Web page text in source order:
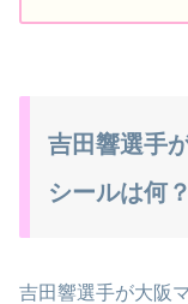
吉田響選手
シールは何？
吉田響選手が大阪